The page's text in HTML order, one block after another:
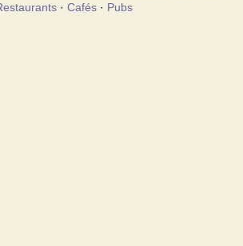
· Cafés · Pubs